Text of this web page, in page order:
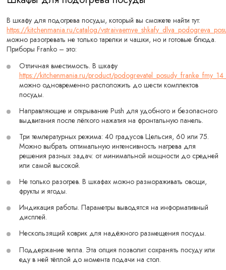
В шкафу для подогрева посуды, который вы сможете найти тут:
https://kitchenmania.ru/catalog/
можно разогревать не только тарелки и чашки, но и готовые блюда.
Приборы Franko – это:
Отличная вместимость. В шкафу
https://kitchenmania.ru/product/
можно одновременно расположить до шести комплектов
посуды.
Направляющие и открывание Push для удобного и безопасного
выдвигания после лёгкого нажатия на фронтальную панель.
Три температурных режима: 40 градусов Цельсия, 60 или 75.
Можно выбрать оптимальную интенсивность нагрева для
решения разных задач: от минимальной мощности до средней
или самой высокой.
Не только разогрев. В шкафах можно размораживать овощи,
фрукты и ягоды.
Индикация работы. Параметры выводятся на информативный
дисплей.
Нескользящий коврик для надёжного размещения посуды.
Поддержание тепла. Эта опция позволит сохранять посуду или
еду в ней тёплой до момента подачи на стол.